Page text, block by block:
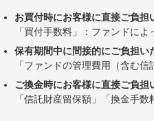
お買付時にお客様に直接ご負担
「買付手数料」：ファンドに
保有期間中に間接的にご負担い
「ファンドの管理費用（含む
ご換金時にお客様に直接ご負担
「信託財産留保額」「換金手